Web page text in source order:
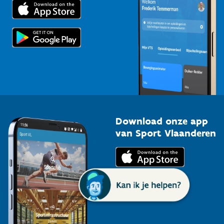
Trainers en begeleiders
Topsporters
Voor de pers
Download onze app
van Sport Vlaanderen